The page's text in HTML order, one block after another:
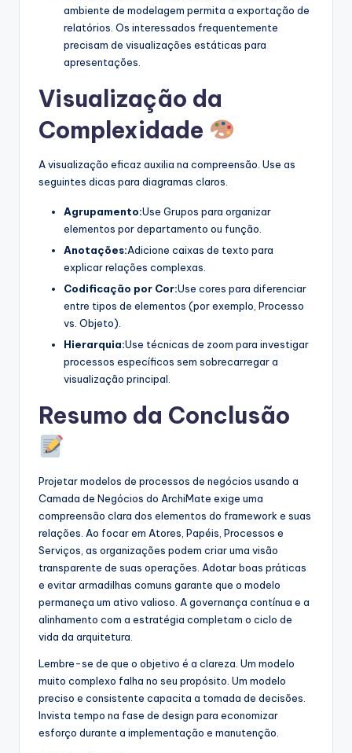
ambiente de modelagem permita a exportação de
relatórios. Os interessados frequentemente
precisam de visualizações estáticas para
apresentações.
Visualização da
Complexidade
A visualização eficaz auxilia na compreensão. Use as
seguintes dicas para diagramas claros.
Agrupamento:Use Grupos para organizar
elementos por departamento ou função.
Anotações:Adicione caixas de texto para
explicar relações complexas.
Codificação por Cor:Use cores para diferenciar
entre tipos de elementos (por exemplo, Processo
vs. Objeto).
Hierarquia:Use técnicas de zoom para investigar
processos específicos sem sobrecarregar a
visualização principal.
Resumo da Conclusão
Projetar modelos de processos de negócios usando a
Camada de Negócios do ArchiMate exige uma
compreensão clara dos elementos do framework e suas
relações. Ao focar em Atores, Papéis, Processos e
Serviços, as organizações podem criar uma visão
transparente de suas operações. Adotar boas práticas
e evitar armadilhas comuns garante que o modelo
permaneça um ativo valioso. A governança contínua e a
alinhamento com a estratégia completam o ciclo de
vida da arquitetura.
Lembre-se de que o objetivo é a clareza. Um modelo
muito complexo falha no seu propósito. Um modelo
preciso e consistente capacita a tomada de decisões.
Invista tempo na fase de design para economizar
esforço durante a implementação e manutenção.